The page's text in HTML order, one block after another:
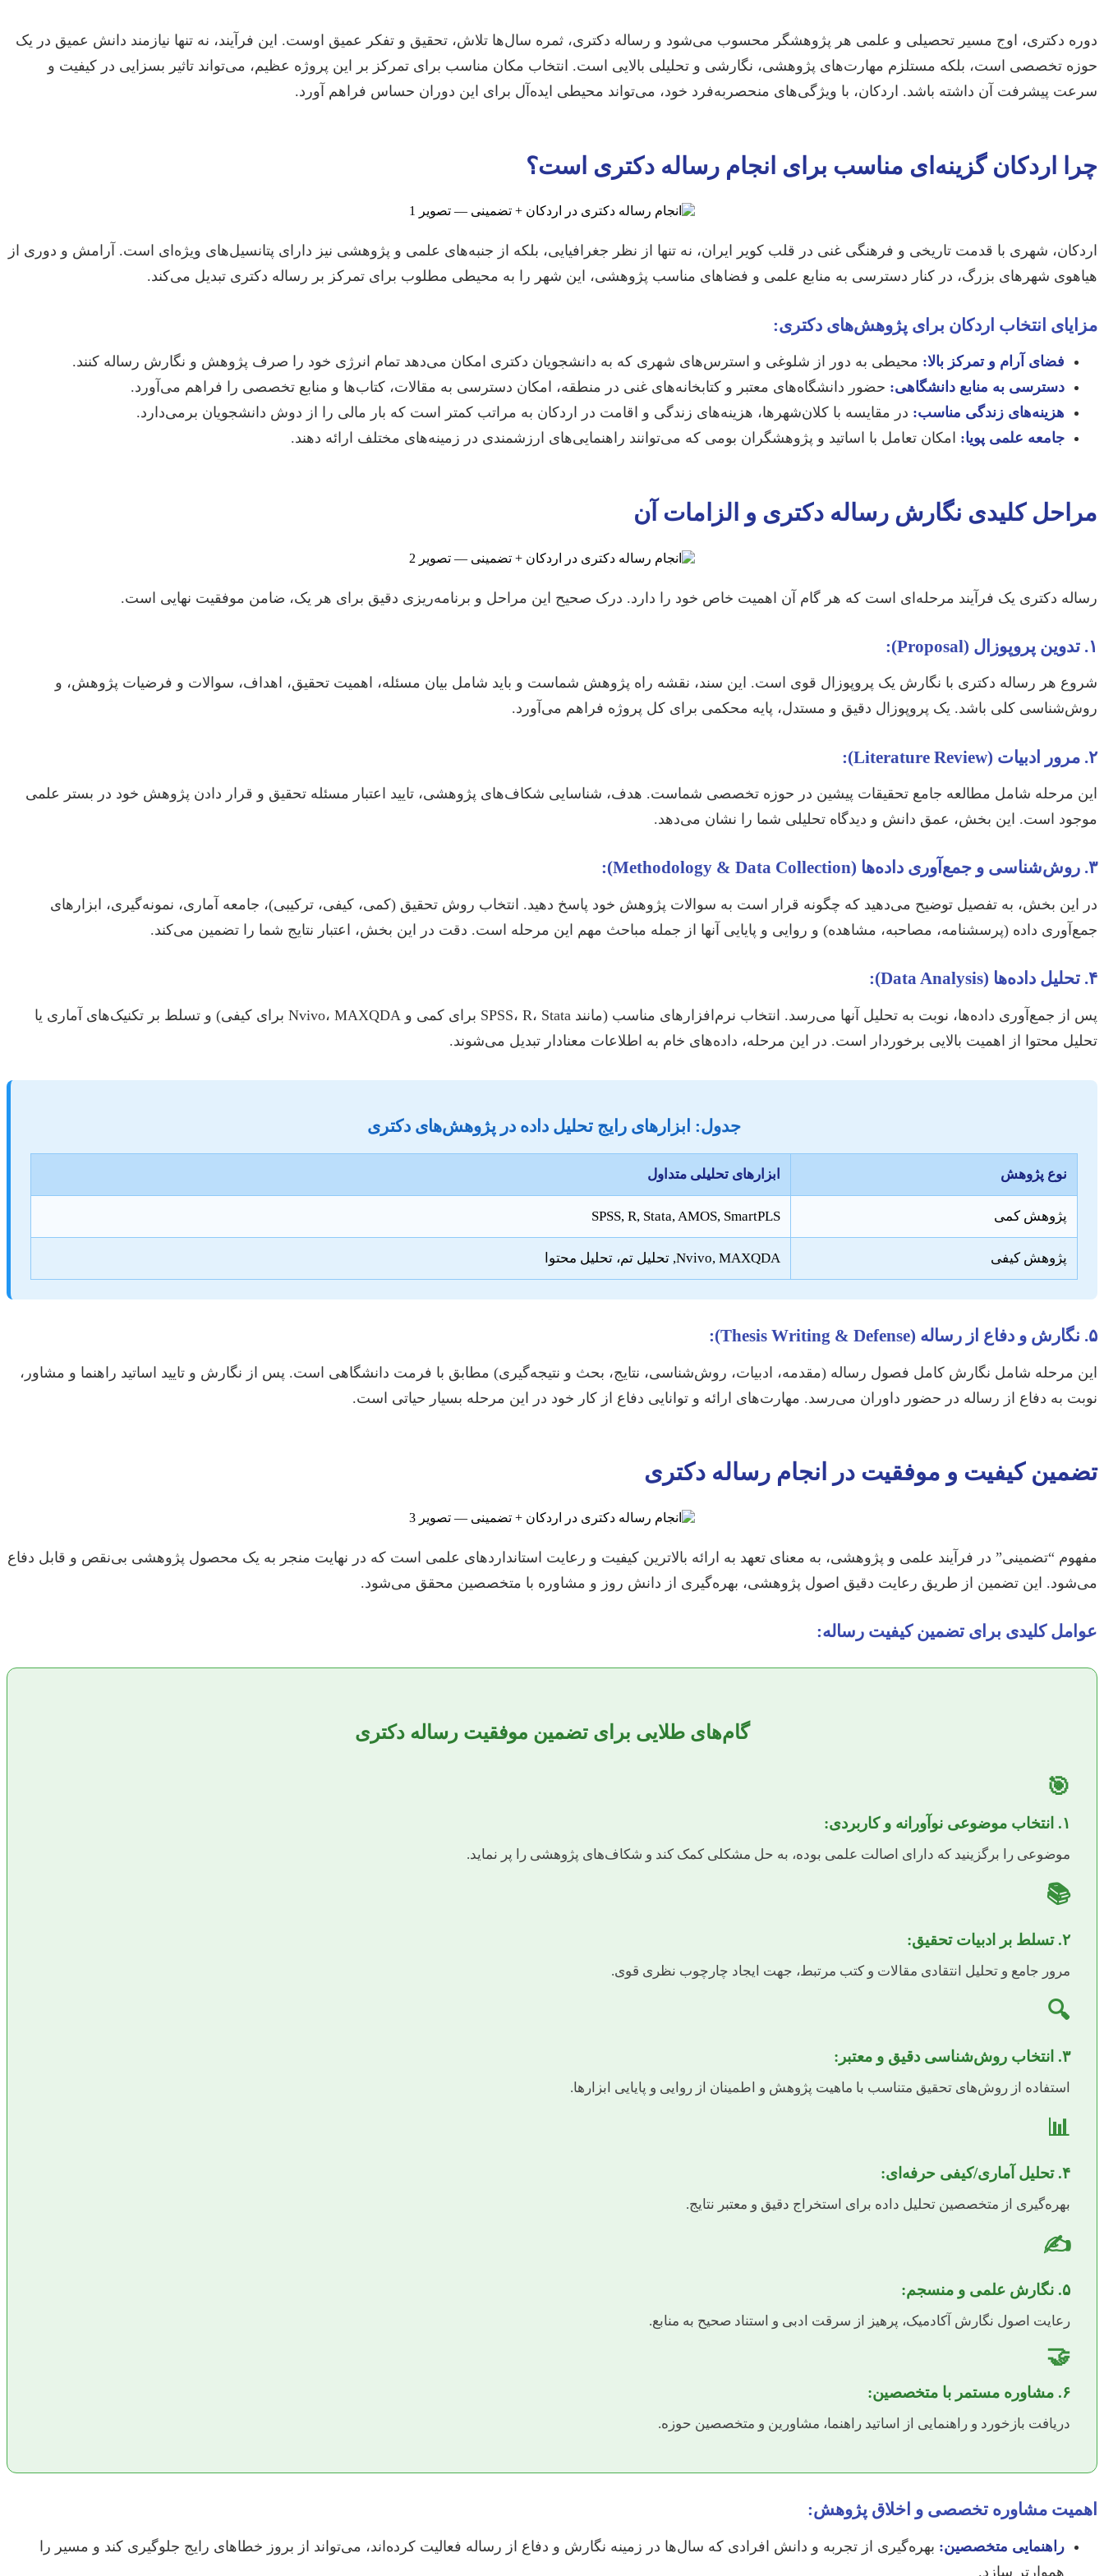
دوره دکتری، اوج مسیر تحصیلی و علمی هر پژوهشگر محسوب می‌شود و رساله دکتری، ثمره سال‌ها تلاش، تحقیق و تفکر عمیق اوست. این فرآیند، نه تنها نیازمند دانش عمیق در یک
حوزه تخصصی است، بلکه مستلزم مهارت‌های پژوهشی، نگارشی و تحلیلی بالایی است. انتخاب مکان مناسب برای تمرکز بر این پروژه عظیم، می‌تواند تاثیر بسزایی در کیفیت و
سرعت پیشرفت آن داشته باشد. اردکان، با ویژگی‌های منحصربه‌فرد خود، می‌تواند محیطی ایده‌آل برای این دوران حساس فراهم آورد.
چرا اردکان گزینه‌ای مناسب برای انجام رساله دکتری است؟
اردکان، شهری با قدمت تاریخی و فرهنگی غنی در قلب کویر ایران، نه تنها از نظر جغرافیایی، بلکه از جنبه‌های علمی و پژوهشی نیز دارای پتانسیل‌های ویژه‌ای است. آرامش و دوری از
هیاهوی شهرهای بزرگ، در کنار دسترسی به منابع علمی و فضاهای مناسب پژوهشی، این شهر را به محیطی مطلوب برای تمرکز بر رساله دکتری تبدیل می‌کند.
مزایای انتخاب اردکان برای پژوهش‌های دکتری:
فضای آرام و تمرکز بالا: محیطی به دور از شلوغی و استرس‌های شهری که به دانشجویان دکتری امکان می‌دهد تمام انرژی خود را صرف پژوهش و نگارش رساله کنند.
دسترسی به منابع دانشگاهی: حضور دانشگاه‌های معتبر و کتابخانه‌های غنی در منطقه، امکان دسترسی به مقالات، کتاب‌ها و منابع تخصصی را فراهم می‌آورد.
هزینه‌های زندگی مناسب: در مقایسه با کلان‌شهرها، هزینه‌های زندگی و اقامت در اردکان به مراتب کمتر است که بار مالی را از دوش دانشجویان برمی‌دارد.
جامعه علمی پویا: امکان تعامل با اساتید و پژوهشگران بومی که می‌توانند راهنمایی‌های ارزشمندی در زمینه‌های مختلف ارائه دهند.
مراحل کلیدی نگارش رساله دکتری و الزامات آن
رساله دکتری یک فرآیند مرحله‌ای است که هر گام آن اهمیت خاص خود را دارد. درک صحیح این مراحل و برنامه‌ریزی دقیق برای هر یک، ضامن موفقیت نهایی است.
۱. تدوین پروپوزال (Proposal):
شروع هر رساله دکتری با نگارش یک پروپوزال قوی است. این سند، نقشه راه پژوهش شماست و باید شامل بیان مسئله، اهمیت تحقیق، اهداف، سوالات و فرضیات پژوهش، و
روش‌شناسی کلی باشد. یک پروپوزال دقیق و مستدل، پایه محکمی برای کل پروژه فراهم می‌آورد.
۲. مرور ادبیات (Literature Review):
این مرحله شامل مطالعه جامع تحقیقات پیشین در حوزه تخصصی شماست. هدف، شناسایی شکاف‌های پژوهشی، تایید اعتبار مسئله تحقیق و قرار دادن پژوهش خود در بستر علمی
موجود است. این بخش، عمق دانش و دیدگاه تحلیلی شما را نشان می‌دهد.
۳. روش‌شناسی و جمع‌آوری داده‌ها (Methodology & Data Collection):
در این بخش، به تفصیل توضیح می‌دهید که چگونه قرار است به سوالات پژوهش خود پاسخ دهید. انتخاب روش تحقیق (کمی، کیفی، ترکیبی)، جامعه آماری، نمونه‌گیری، ابزارهای
جمع‌آوری داده (پرسشنامه، مصاحبه، مشاهده) و روایی و پایایی آنها از جمله مباحث مهم این مرحله است. دقت در این بخش، اعتبار نتایج شما را تضمین می‌کند.
۴. تحلیل داده‌ها (Data Analysis):
پس از جمع‌آوری داده‌ها، نوبت به تحلیل آنها می‌رسد. انتخاب نرم‌افزارهای مناسب (مانند SPSS، R، Stata برای کمی و Nvivo، MAXQDA برای کیفی) و تسلط بر تکنیک‌های آماری یا
تحلیل محتوا از اهمیت بالایی برخوردار است. در این مرحله، داده‌های خام به اطلاعات معنادار تبدیل می‌شوند.
جدول: ابزارهای رایج تحلیل داده در پژوهش‌های دکتری
نوع پژوهش ابزارهای تحلیلی متداول
پژوهش کمی SPSS, R, Stata, AMOS, SmartPLS
پژوهش کیفی Nvivo, MAXQDA, تحلیل تم، تحلیل محتوا
۵. نگارش و دفاع از رساله (Thesis Writing & Defense):
این مرحله شامل نگارش کامل فصول رساله (مقدمه، ادبیات، روش‌شناسی، نتایج، بحث و نتیجه‌گیری) مطابق با فرمت دانشگاهی است. پس از نگارش و تایید اساتید راهنما و مشاور،
نوبت به دفاع از رساله در حضور داوران می‌رسد. مهارت‌های ارائه و توانایی دفاع از کار خود در این مرحله بسیار حیاتی است.
تضمین کیفیت و موفقیت در انجام رساله دکتری
مفهوم “تضمینی” در فرآیند علمی و پژوهشی، به معنای تعهد به ارائه بالاترین کیفیت و رعایت استانداردهای علمی است که در نهایت منجر به یک محصول پژوهشی بی‌نقص و قابل دفاع
می‌شود. این تضمین از طریق رعایت دقیق اصول پژوهشی، بهره‌گیری از دانش روز و مشاوره با متخصصین محقق می‌شود.
عوامل کلیدی برای تضمین کیفیت رساله:
گام‌های طلایی برای تضمین موفقیت رساله دکتری
🎯
۱. انتخاب موضوعی نوآورانه و کاربردی:
موضوعی را برگزینید که دارای اصالت علمی بوده، به حل مشکلی کمک کند و شکاف‌های پژوهشی را پر نماید.
📚
۲. تسلط بر ادبیات تحقیق:
مرور جامع و تحلیل انتقادی مقالات و کتب مرتبط، جهت ایجاد چارچوب نظری قوی.
🔍
۳. انتخاب روش‌شناسی دقیق و معتبر:
استفاده از روش‌های تحقیق متناسب با ماهیت پژوهش و اطمینان از روایی و پایایی ابزارها.
📊
۴. تحلیل آماری/کیفی حرفه‌ای:
بهره‌گیری از متخصصین تحلیل داده برای استخراج دقیق و معتبر نتایج.
✍️
۵. نگارش علمی و منسجم:
رعایت اصول نگارش آکادمیک، پرهیز از سرقت ادبی و استناد صحیح به منابع.
🤝
۶. مشاوره مستمر با متخصصین:
دریافت بازخورد و راهنمایی از اساتید راهنما، مشاورین و متخصصین حوزه.
اهمیت مشاوره تخصصی و اخلاق پژوهش:
راهنمایی متخصصین: بهره‌گیری از تجربه و دانش افرادی که سال‌ها در زمینه نگارش و دفاع از رساله فعالیت کرده‌اند، می‌تواند از بروز خطاهای رایج جلوگیری کند و مسیر را
هموارتر سازد.